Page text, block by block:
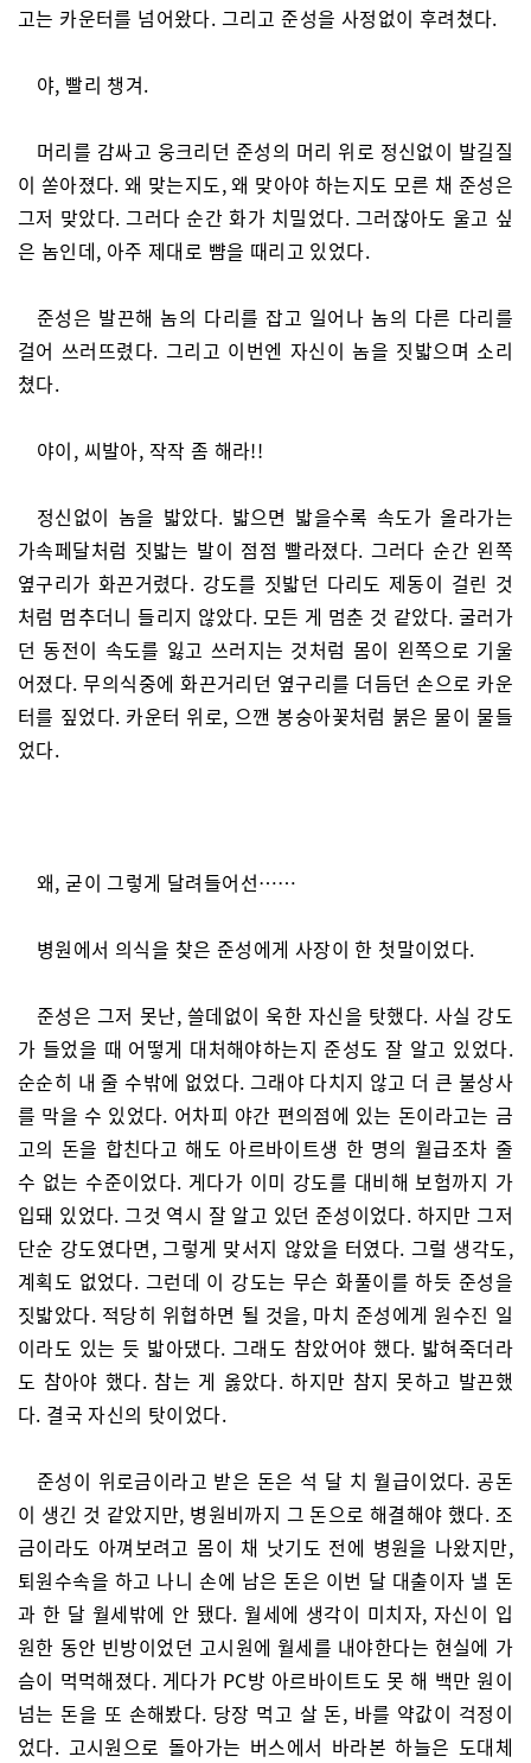
고는 카운터를 넘어왔다. 그리고 준성을 사정없이 후려쳤다.
야, 빨리 챙겨.
머리를 감싸고 웅크리던 준성의 머리 위로 정신없이 발길질
이 쏟아졌다. 왜 맞는지도, 왜 맞아야 하는지도 모른 채 준성은
그저 맞았다. 그러다 순간 화가 치밀었다. 그러잖아도 울고 싶
은 놈인데, 아주 제대로 뺨을 때리고 있었다.
준성은 발끈해 놈의 다리를 잡고 일어나 놈의 다른 다리를
걸어 쓰러뜨렸다. 그리고 이번엔 자신이 놈을 짓밟으며 소리
쳤다.
야이, 씨발아, 작작 좀 해라!!
정신없이 놈을 밟았다. 밟으면 밟을수록 속도가 올라가는
가속페달처럼 짓밟는 발이 점점 빨라졌다. 그러다 순간 왼쪽
옆구리가 화끈거렸다. 강도를 짓밟던 다리도 제동이 걸린 것
처럼 멈추더니 들리지 않았다. 모든 게 멈춘 것 같았다. 굴러가
던 동전이 속도를 잃고 쓰러지는 것처럼 몸이 왼쪽으로 기울
어졌다. 무의식중에 화끈거리던 옆구리를 더듬던 손으로 카운
터를 짚었다. 카운터 위로, 으깬 봉숭아꽃처럼 붉은 물이 물들
었다.
왜, 굳이 그렇게 달려들어선……
병원에서 의식을 찾은 준성에게 사장이 한 첫말이었다.
준성은 그저 못난, 쓸데없이 욱한 자신을 탓했다. 사실 강도
가 들었을 때 어떻게 대처해야하는지 준성도 잘 알고 있었다.
순순히 내 줄 수밖에 없었다. 그래야 다치지 않고 더 큰 불상사
를 막을 수 있었다. 어차피 야간 편의점에 있는 돈이라고는 금
고의 돈을 합친다고 해도 아르바이트생 한 명의 월급조차 줄
수 없는 수준이었다. 게다가 이미 강도를 대비해 보험까지 가
입돼 있었다. 그것 역시 잘 알고 있던 준성이었다. 하지만 그저
단순 강도였다면, 그렇게 맞서지 않았을 터였다. 그럴 생각도,
계획도 없었다. 그런데 이 강도는 무슨 화풀이를 하듯 준성을
짓밟았다. 적당히 위협하면 될 것을, 마치 준성에게 원수진 일
이라도 있는 듯 밟아댔다. 그래도 참았어야 했다. 밟혀죽더라
도 참아야 했다. 참는 게 옳았다. 하지만 참지 못하고 발끈했
다. 결국 자신의 탓이었다.
준성이 위로금이라고 받은 돈은 석 달 치 월급이었다. 공돈
이 생긴 것 같았지만, 병원비까지 그 돈으로 해결해야 했다. 조
금이라도 아껴보려고 몸이 채 낫기도 전에 병원을 나왔지만,
퇴원수속을 하고 나니 손에 남은 돈은 이번 달 대출이자 낼 돈
과 한 달 월세밖에 안 됐다. 월세에 생각이 미치자, 자신이 입
원한 동안 빈방이었던 고시원에 월세를 내야한다는 현실에 가
슴이 먹먹해졌다. 게다가 PC방 아르바이트도 못 해 백만 원이
넘는 돈을 또 손해봤다. 당장 먹고 살 돈, 바를 약값이 걱정이
었다. 고시원으로 돌아가는 버스에서 바라본 하늘은 도대체